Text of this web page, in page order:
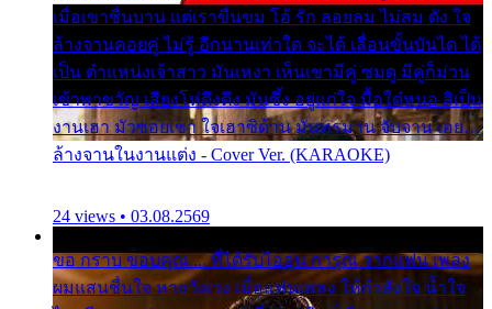
เมื่อเขาชื่นบาน แต่เราขื่นขม โอ้ รัก ลอยลม ไม่สม ดัง ใจ
ล้างจานคอยคู่ ไม่รู้ อีกนานเท่าใด จะได้ เลื่อนขั้นบันได ได้
เป็น ตำแหน่งเจ้าสาว มันเหงา เห็นเขามีคู่ ซมดู มีคู่ก็ม่วน
เข้าพาขวัญ เสียงโห่ตึงตึง มันซึ้ง อยู่แก่ใจ มื้อใด๋หนอ สิเป็น
งานเฮา มัวซอยเขา ใจเฮาซิด้าน มันทรมาน จับจาน เอย…
ล้างจานในงานแต่ง - Cover Ver. (KARAOKE)
24 views • 03.08.2569
ขอ กราบ ขอบคุณ.... ที่ได้รับไออุ่น การุณ จากแฟน เพลง
ผมแสนชื่นใจ หายวังเวง เมื่อแฟนเพลง ให้กำลังใจ น้ำใจ